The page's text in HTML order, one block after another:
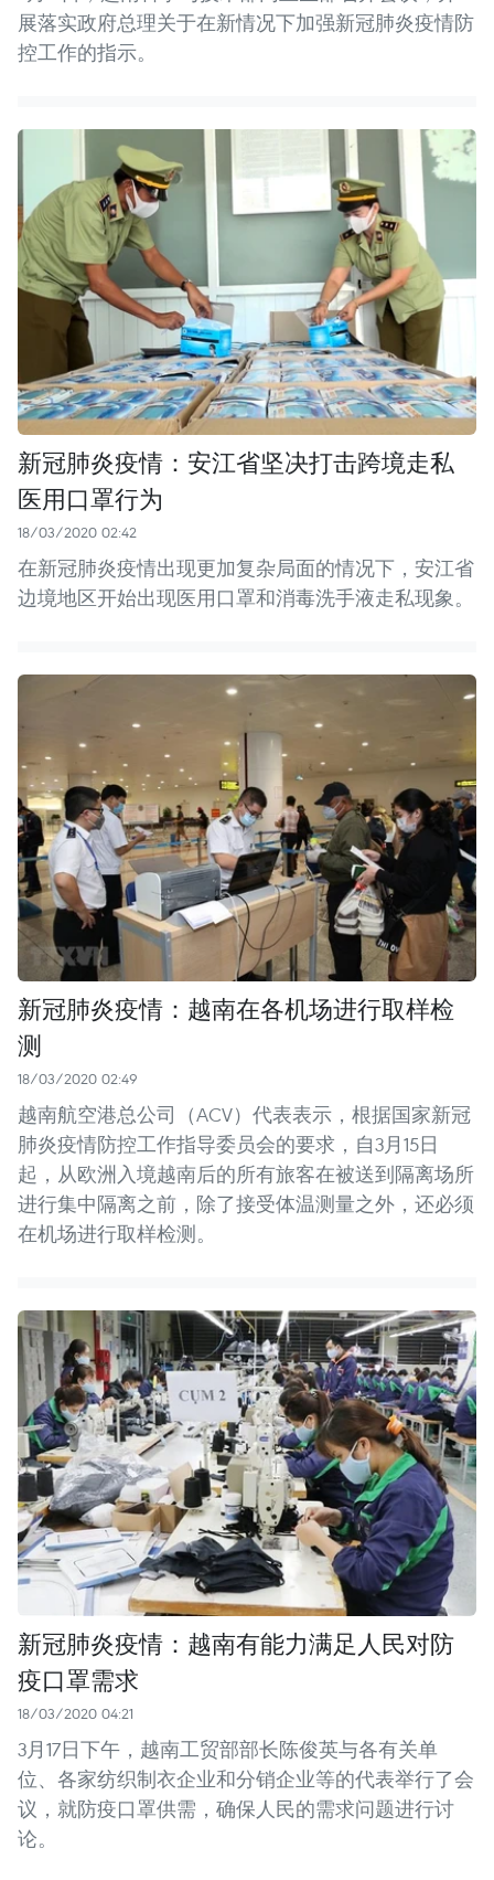
展落实政府总理关于在新情况下加强新冠肺炎疫情防
控工作的指示。
新冠肺炎疫情：安江省坚决打击跨境走私
医用口罩行为
18/03/2020 02:42
在新冠肺炎疫情出现更加复杂局面的情况下，安江省
边境地区开始出现医用口罩和消毒洗手液走私现象。
新冠肺炎疫情：越南在各机场进行取样检
测
18/03/2020 02:49
越南航空港总公司（ACV）代表表示，根据国家新冠
肺炎疫情防控工作指导委员会的要求，自3月15日
起，从欧洲入境越南后的所有旅客在被送到隔离场所
进行集中隔离之前，除了接受体温测量之外，还必须
在机场进行取样检测。
新冠肺炎疫情：越南有能力满足人民对防
疫口罩需求
18/03/2020 04:21
3月17日下午，越南工贸部部长陈俊英与各有关单
位、各家纺织制衣企业和分销企业等的代表举行了会
议，就防疫口罩供需，确保人民的需求问题进行讨
论。